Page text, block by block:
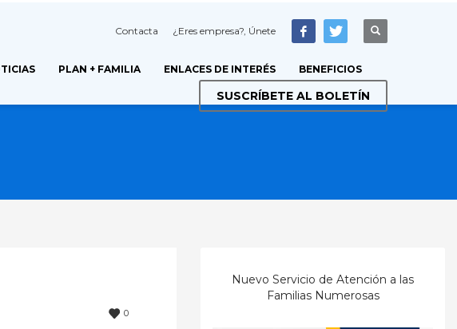
Contacta ¿Eres empresa?, Únete
PLAN + FAMILIA ENLACES DE INTERÉS BENEFICIOS
SUSCRÍBETE AL BOLETÍN
0
Nuevo Servicio de Atención a las
Familias Numerosas